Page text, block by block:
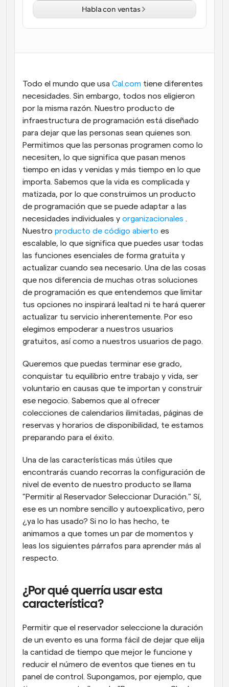
Flujos de trabajo
Automatiza la programación y los recordatorios
Reuniones Instantáneas
Reúnete con clientes en minutos
Enlaces de Grupo Dinámico
Reserva reuniones de forma fluida con varias personas
Webhooks
Recibe notificaciones cuando ocurra algo
Todo el mundo que usa Cal.com tiene diferentes
necesidades. Sin embargo, todos nos eligieron
por la misma razón. Nuestro producto de
infraestructura de programación está diseñado
para dejar que las personas sean quienes son.
Permitimos que las personas programen como lo
necesiten, lo que significa que pasan menos
tiempo en idas y venidas y más tiempo en lo que
importa. Sabemos que la vida es complicada y
matizada, por lo que construimos un producto
de programación que se puede adaptar a las
necesidades individuales y organizacionales .
Nuestro producto de código abierto es
escalable, lo que significa que puedes usar todas
las funciones esenciales de forma gratuita y
actualizar cuando sea necesario. Una de las cosas
que nos diferencia de muchas otras soluciones
de programación es que entendemos que limitar
tus opciones no inspirará lealtad ni te hará querer
actualizar tu servicio inherentemente. Por eso
elegimos empoderar a nuestros usuarios
gratuitos, así como a nuestros usuarios de pago.
Queremos que puedas terminar ese grado,
conquistar tu equilibrio entre trabajo y vida, ser
voluntario en causas que te importan y construir
ese negocio. Sabemos que al ofrecer
colecciones de calendarios ilimitadas, páginas de
reservas y horarios de disponibilidad, te estamos
preparando para el éxito.
Una de las características más útiles que
encontrarás cuando recorras la configuración de
nivel de evento de nuestro producto se llama
"Permitir al Reservador Seleccionar Duración." Sí,
ese es un nombre sencillo y autoexplicativo, pero
¿ya lo has usado? Si no lo has hecho, te
animamos a que tomes un par de momentos y
leas los siguientes párrafos para aprender más al
respecto.
¿Por qué querría usar esta
característica?
Permitir que el reservador seleccione la duración
de un evento es una forma fácil de dejar que elija
la cantidad de tiempo que mejor le funcione y
reducir el número de eventos que tienes en tu
panel de control. Supongamos, por ejemplo, que
Habla con ventas